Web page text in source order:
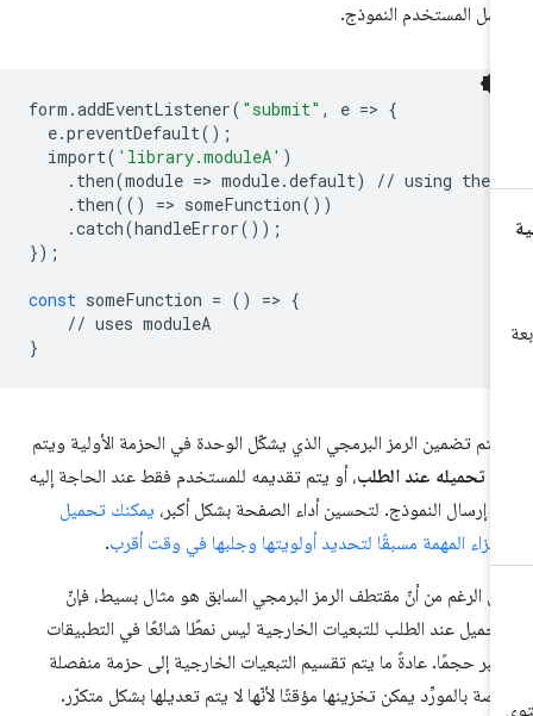
المستخدم النموذج.
form.addEventListener("submit" e =
e.preventDefault
import('library.moduleA'
.then(module => module.default) // using
.then (() => someFunction
.catch(handleError ());
const someFunction = () =
// uses moduleA
يتم تضمين الرمز البرمجي الذي يشكّل الوحدة في الحزمة الأولية ويتم
تحميله عند الطلب، أو يتم تقديمه للمستخدم فقط عند الحاجة إليه
إرسال النموذج. لتحسين أداء الصفحة بشكل أكبر،يمكنك تحميل
المهمة مسبقًا لتحديد أولويتها وجلبها في وقت أقرب.
الرغم من أنّ مقتطف الرمز البرمجي السابق هو مثال بسيط، فإنّ
عند الطلب للتبعيات الخارجية ليس نمطًا شائعًا في التطبيقات
حجمًا. عادةً ما يتم تقسيم التبعيات الخارجية إلى حزمة منفصلة
بالمورِّد يمكن تخزينها مؤقتًا لأنّها لا يتم تعديلها بشكل متكرّر.